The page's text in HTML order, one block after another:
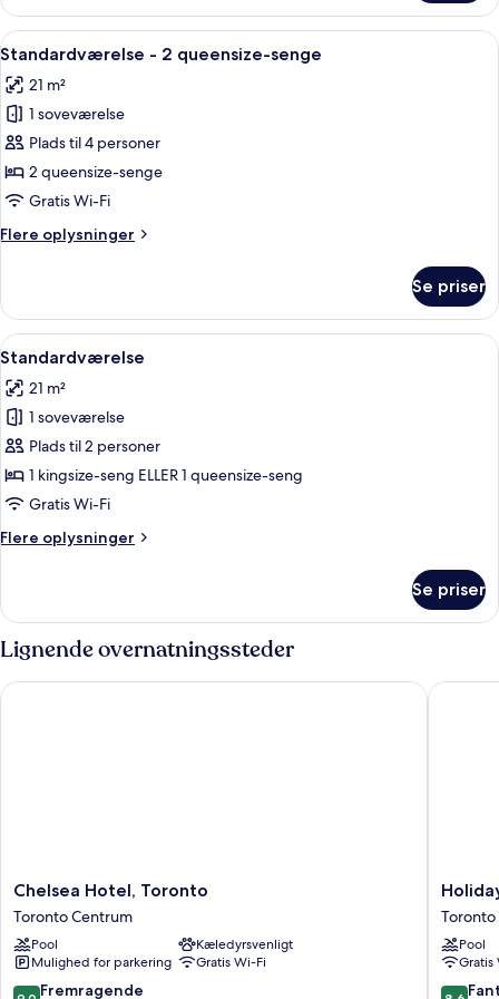
-
kingsize-
Indlæs
alle
billeder
af
Standardværelse
-
2
senge
Standardværelse - 2 queensize-
6
Standardværelse - 2 queensize-senge
21 m²
1 soveværelse
Plads til 4 personer
2 queensize-senge
Gratis Wi-Fi
Flere oplysninger
Flere
-
queensize-
Se priser
Indlæs
alle
billeder
af
Standardværelse
En seng med hvide sengetøj og
6
Standardværelse
21 m²
1 soveværelse
Plads til 2 personer
1 kingsize-seng ELLER 1 queensize-seng
Gratis Wi-Fi
Flere oplysninger
Flere
Se priser
Lignende overnatningssteder
Chelsea
Hotel,
Toronto
Toronto
Centrum
Chelsea Hotel, Toronto
Toronto Centrum
Pool
Kæledyrsvenligt
Mulighed for parkering
Gratis Wi-Fi
9.0 Fremragende
Chelsea Hotel, Toronto
Holiday
Inn
Toronto
Centre
by
Pool
Gratis
8.6
Holiday